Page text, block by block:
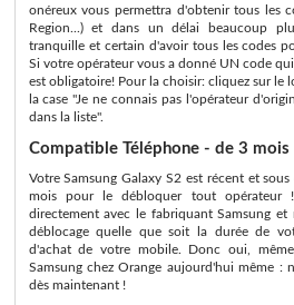
onéreux vous permettra d'obtenir tous les
Region...) et dans un délai beaucoup
tranquille et certain d'avoir tous les codes
Si votre opérateur vous a donné UN code
est obligatoire! Pour la choisir: cliquez sur le
la case "Je ne connais pas l'opérateur
dans la liste".
Compatible Téléphone - de 3 mois
Votre Samsung Galaxy S2 est récent et
mois pour le débloquer tout opérateur
directement avec le fabriquant Samsung
déblocage quelle que soit la durée de
d'achat de votre mobile. Donc oui,
Samsung chez Orange aujourd'hui même :
dès maintenant !